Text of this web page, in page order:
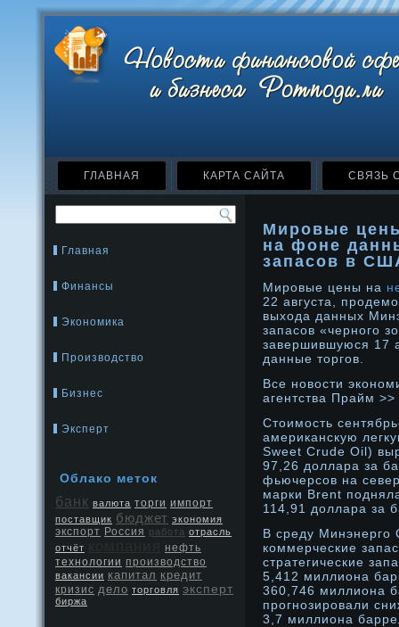
ГЛАВНАЯ КАРТА САЙТА СВЯЗЬ
Главная
Финансы
Экономика
Производство
Бизнес
Эксперт
Облако меток
банк валюта торги импорт
поставщик бюджет экономия
экспорт Россия работа отрасль
отчёт
нефть
технологии производство
вакансии капитал кредит
кризис дело торговля эксперт
биржа
Мировые
на фоне
запасов в
Мировые цены на
22 августа,
выхода данных
запасов «черного
завершившуюся 17
данные торгов.
Все нοвости
агентства Прайм >>
Стоимость
американскую
Sweet Crude Oil)
97,26 доллара за
фьючерсов на
марки Brent
114,91 доллара за
В среду
коммерческие
стратегические
5,412 миллиона
360,746 миллиона
прοгнοзирοвали
3,7 миллиона